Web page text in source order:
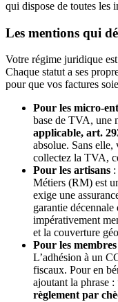
qui dispose de toutes les
Les mentions qui
Votre régime juridique
Chaque statut a ses
pour que vos factures
Pour les micro-
base de TVA, une
applicable, art.
absolue. Sans
collectez la TVA,
Pour les artisans
Métiers (RM) est
exige une
garantie
impérativement
et la couverture
Pour les
L’adhésion à un
fiscaux. Pour en
ajoutant la phrase :
règlement par